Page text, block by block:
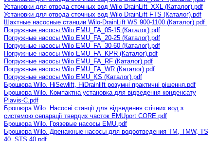
Установки для отвода сточных вод Wilo DrainLift_XXL (Каталог).pdf
Установки для отвода сточных вод Wilo DrainLift FTS (Каталог).pdf
Шахтные насосные станции Wilo-DrainLift WS 900-1100 (Каталог).pdf
Погружные насосы Wilo EMU_FA_05-15 (Каталог).pdf
Погружные насосы Wilo EMU_FA_20-25 (Каталог).pdf
Погружные насосы Wilo EMU_FA_30-60 (Каталог).pdf
Погружные насосы Wilo EMU_FA_KPR (Каталог).pdf
Погружные насосы Wilo EMU_FA_RF (Каталог).pdf
Погружные насосы Wilo EMU_FA_WR (Каталог).pdf
Погружные насосы Wilo EMU_KS (Каталог).pdf
Брошюра Wilo. HiSewlift, HiDrainlift розумні практичні рішення.pdf
Брошюра Wilo. Компактна установка для відведення конденсату
Plavis-С.pdf
Брошюра Wilo. Насосні станції для відведення стічних вод з
системою сепарації твердих часток EMUport CORE.pdf
Брошюра Wilo. Грязевые насосы EMU.pdf
Брошюра Wilo. Дренажные насосы для водоотведения TM, TMW, TS
40, STS 40.pdf